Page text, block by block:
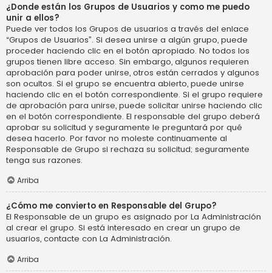
¿Donde están los Grupos de Usuarios y como me puedo
unir a ellos?
Puede ver todos los Grupos de usuarios a través del enlace
“Grupos de Usuarios”. Si desea unirse a algún grupo, puede
proceder haciendo clic en el botón apropiado. No todos los
grupos tienen libre acceso. Sin embargo, algunos requieren
aprobación para poder unirse, otros están cerrados y algunos
son ocultos. Si el grupo se encuentra abierto, puede unirse
haciendo clic en el botón correspondiente. Si el grupo requiere
de aprobación para unirse, puede solicitar unirse haciendo clic
en el botón correspondiente. El responsable del grupo deberá
aprobar su solicitud y seguramente le preguntará por qué
desea hacerlo. Por favor no moleste continuamente al
Responsable de Grupo si rechaza su solicitud; seguramente
tenga sus razones.
Arriba
¿Cómo me convierto en Responsable del Grupo?
El Responsable de un grupo es asignado por La Administración
al crear el grupo. Si está interesado en crear un grupo de
usuarios, contacte con La Administración.
Arriba